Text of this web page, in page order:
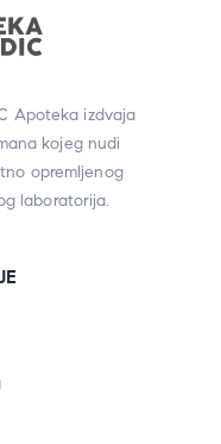
Apoteka izdvaja
kojeg nudi
opremljenog
laboratorija.